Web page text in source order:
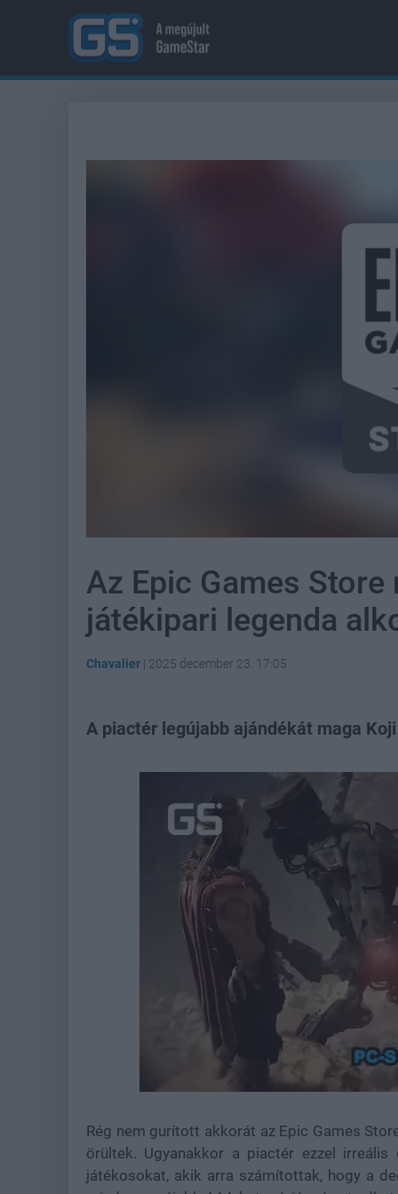
Az Epic Games
játékipari legenda
Chavalier | 2025 december 23. 17:05
A piactér legújabb ajándékát maga
37.42%
Rég nem gurított akkorát az Epic Games
örültek. Ugyanakkor a piactér ezzel
játékosokat, akik arra számítottak, hogy a